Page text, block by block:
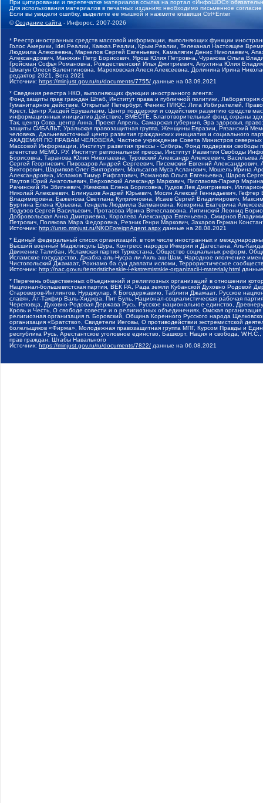
При цитировании и перепечатке материалов ссылка на портал «ИнфоШОС»
Для использования материалов в печатных изданиях необходимо письменное
Если вы увидели ошибку, выделите ее мышкой и нажмите клавиши Ctrl+Enter
©Создание сайта - Инфорос, 2007-2026
* Реестр иностранных средств массовой информации, выполняющих функции
Голос Америки, Idel.Реалии, Кавказ.Реалии, Крым.Реалии, Телеканал Настоящее
Людмила Алексеевна, Маркелов Сергей Евгеньевич, Камалягин Денис Николаевич,
Александрович, Маняхин Петр Борисович, Ярош Юлия Петровна, Чуракова Ольга
Гройсман Софья Романовна, Рождественский Илья Дмитриевич, Апухтина Юлия
Шмагун Олеся Валентиновна, Мароховская Алеся Алексеевна, Долинина Ирина
редактор 2021, Вега 2021
Источник: https://minjust.gov.ru/ru/documents/7755/ данные на 03.09.2021
* Сведения реестра НКО, выполняющих функции иностранного агента:
Фонд защиты прав граждан Штаб, Институт права и публичной политики,
Гуманитарное действие, Открытый Петербург, Феникс ПЛЮС, Лига Избирателей,
Крест, Центр Хасдей Ерушалаим, Центр поддержки и содействия развитию средств
информационных инициатив Действие, ВМЕСТЕ, Благотворительный фонд охраны
Так, центр Сова, центр Анна, Проект Апрель, Самарская губерния, Эра здоровья,
защиты СИБАЛЬТ, Уральская правозащитная группа, Женщины Евразии, Рязанский
человека, Дальневосточный центр развития гражданских инициатив и социального
АКАДЕМИЯ ПО ПРАВАМ ЧЕЛОВЕКА, Частное учреждение Совета Министров северных
Массовой Информации, Институт развития прессы - Сибирь, Фонд поддержки
агентство МЕМО. РУ, Институт региональной прессы, Институт Развития Свободы
Борисовна, Таранова Юлия Николаевна, Туровский Александр Алексеевич,
Сергей Георгиевич, Пивоваров Андрей Сергеевич, Писемский Евгений
Викторович, Шарипков Олег Викторович, Мальсагов Муса Асланович, Мошель Ирина
Александровна, Исламов Тимур Рифгатович, Романова Ольга Евгеньевна, Щаров
Паутов Юрий Анатольевич, Верховский Александр Маркович, Пислакова-Паркер
Рачинский Ян Збигневич, Жемкова Елена Борисовна, Гудков Лев Дмитриевич,
Николай Алексеевич, Блинушов Андрей Юрьевич, Мосин Алексей Геннадьевич,
Владимировна, Баженова Светлана Куприяновна, Исаев Сергей Владимирович,
Буртина Елена Юрьевна, Гендель Людмила Залмановна, Кокорина Екатерина
Подузов Сергей Васильевич, Протасова Ирина Вячеславовна, Литинский Леонид
Добровольская Анна Дмитриевна, Королева Александра Евгеньевна, Смирнов
Петрович, Полякова Мара Федоровна, Резник Генри Маркович, Захаров Герман
Источник: http://unro.minjust.ru/NKOForeignAgent.aspx данные на 28.08.2021
* Единый федеральный список организаций, в том числе иностранных и
Высший военный Маджлисуль Шура, Конгресс народов Ичкерии и Дагестана, Аль-
Движение Талибан, Исламская партия Туркестана, Общество социальных реформ,
Исламское государство, Джабха аль-Нусра ли-Ахль аш-Шам, Народное ополчение
Чистопольский Джамаат, Рохнамо ба суи давлати исломи, Террористическое
Источник: http://nac.gov.ru/terroristicheskie-i-ekstremistskie-organizacii-i-materialy.html
* Перечень общественных объединений и религиозных организаций в отношении
Национал-большевистская партия, ВЕК РА, Рада земли Кубанской Духовно Родовой
Староверов-Инглингов, Нурджулар, К Богодержавию, Таблиги Джамаат, Русское
славян, Ат-Такфир Валь-Хиджра, Пит Буль, Национал-социалистическая рабочая
Череповца, Духовно-Родовая Держава Русь, Русское национальное единство,
Кровь и Честь, О свободе совести и о религиозных объединениях, Омская
религиозная организация п. Боровский, Община Коренного Русского народа
организация «Братство», Свидетели Иеговы, О противодействии экстремистской
болельщиков «Фирма», Молодежная правозащитная группа МПГ, Курсом Правды и
республика Русь, Арестантское уголовное единство, Башкорт, Нация и свобода,
прав граждан, Штабы Навального
Источник: https://minjust.gov.ru/ru/documents/7822/ данные на 06.08.2021